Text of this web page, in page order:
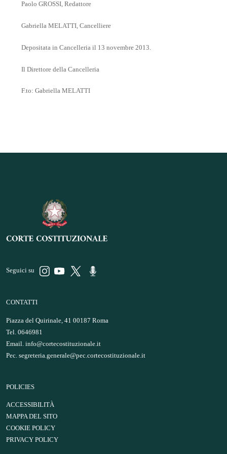
Paolo GROSSI, Redattore
Gabriella MELATTI, Cancelliere
Depositata in Cancelleria il 13 novembre 2013.
Il Direttore della Cancelleria
F.to: Gabriella MELATTI
Seguici su
CONTATTI
Piazza del Quirinale, 41 00187 Roma
Tel. 0646981
Email. info@cortecostituzionale.it
Pec. segreteria.generale@pec.cortecostituzionale.it
POLICIES
ACCESSIBILITÀ
MAPPA DEL SITO
COOKIE POLICY
PRIVACY POLICY